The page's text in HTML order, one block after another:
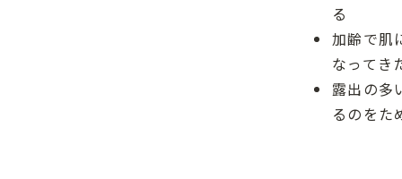
る
加齢で肌
なってき
露出の多
るのをた